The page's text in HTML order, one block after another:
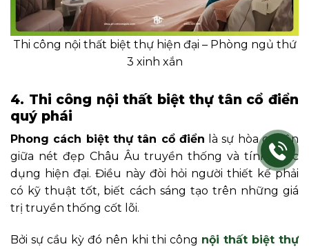
Thi công nội thất biệt thự hiện đại – Phòng ngủ thứ
3 xinh xắn
4. Thi công nội thất biệt thự tân cổ điển
quý phái
Phong cách biệt thự tân cổ điển là sự hòa quyện
giữa nét đẹp Châu Âu truyền thống và tính thực
dụng hiện đại. Điều này đòi hỏi người thiết kế phải
có kỹ thuật tốt, biết cách sáng tạo trên những giá
trị truyền thống cốt lõi.
Bởi sự cầu kỳ đó nên khi thi công nội thất biệt thự